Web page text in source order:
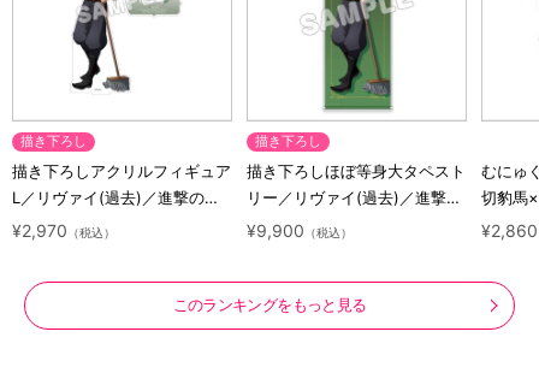
描き下ろし
描き下ろしアクリルフィギュア
L／リヴァイ(過去)／進撃の巨
人 10 Years Journey
¥2,970 （税込）
描き下ろし
描き下ろしほぼ等身大タペスト
リー／リヴァイ(過去)／進撃の
巨人 10 Years Journey
¥9,900 （税込）
むにゅ
切豹馬
ロック
¥2,860
このランキングをもっと見る